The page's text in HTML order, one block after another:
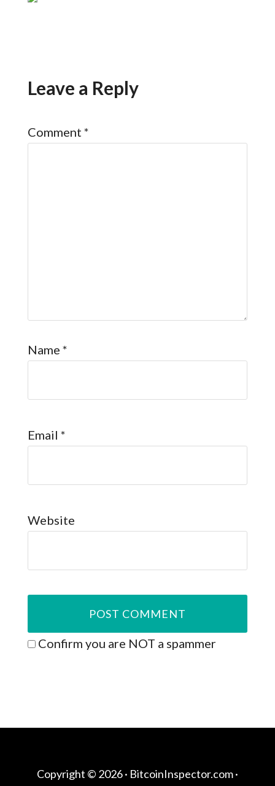
Leave a Reply
Comment *
Name *
Email *
Website
Confirm you are NOT a spammer
Copyright © 2026 · BitcoinInspector.com·